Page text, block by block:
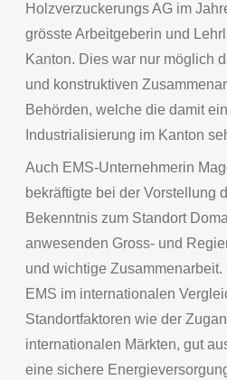
Holzverzuckerungs AG im
grösste Arbeitgeberin und
Kanton. Dies war nur möglich
und konstruktiven
Behörden, welche die damit
Industrialisierung im Kanton
Auch EMS-Unternehmerin
bekräftigte bei der Vorstellung
Bekenntnis zum Standort
anwesenden Gross- und
und wichtige
EMS im internationalen
Standortfaktoren wie der
internationalen Märkten, gut
eine sichere